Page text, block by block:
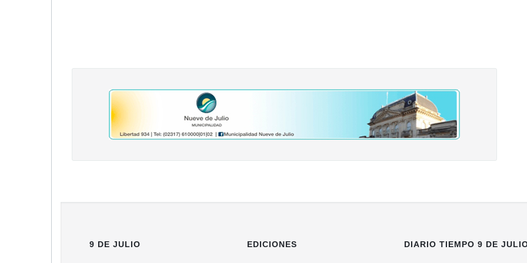
9 DE JULIO EDICIONES DIARIO TIEMPO 9 DE